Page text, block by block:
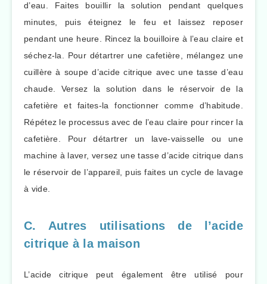
d’eau. Faites bouillir la solution pendant quelques
minutes, puis éteignez le feu et laissez reposer
pendant une heure. Rincez la bouilloire à l’eau claire et
séchez-la. Pour détartrer une cafetière, mélangez une
cuillère à soupe d’acide citrique avec une tasse d’eau
chaude. Versez la solution dans le réservoir de la
cafetière et faites-la fonctionner comme d’habitude.
Répétez le processus avec de l’eau claire pour rincer la
cafetière. Pour détartrer un lave-vaisselle ou une
machine à laver, versez une tasse d’acide citrique dans
le réservoir de l’appareil, puis faites un cycle de lavage
à vide.
C. Autres utilisations de l’acide
citrique à la maison
L’acide citrique peut également être utilisé pour